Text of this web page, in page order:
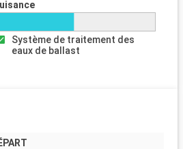
Système de traitement des
eaux de ballast